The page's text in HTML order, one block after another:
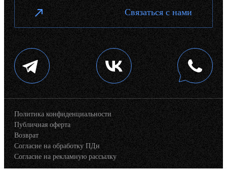
Связаться с нами
Политика конфиденциальности
Публичная оферта
Возврат
Согласие на обработку ПДн
Согласие на рекламную рассылку